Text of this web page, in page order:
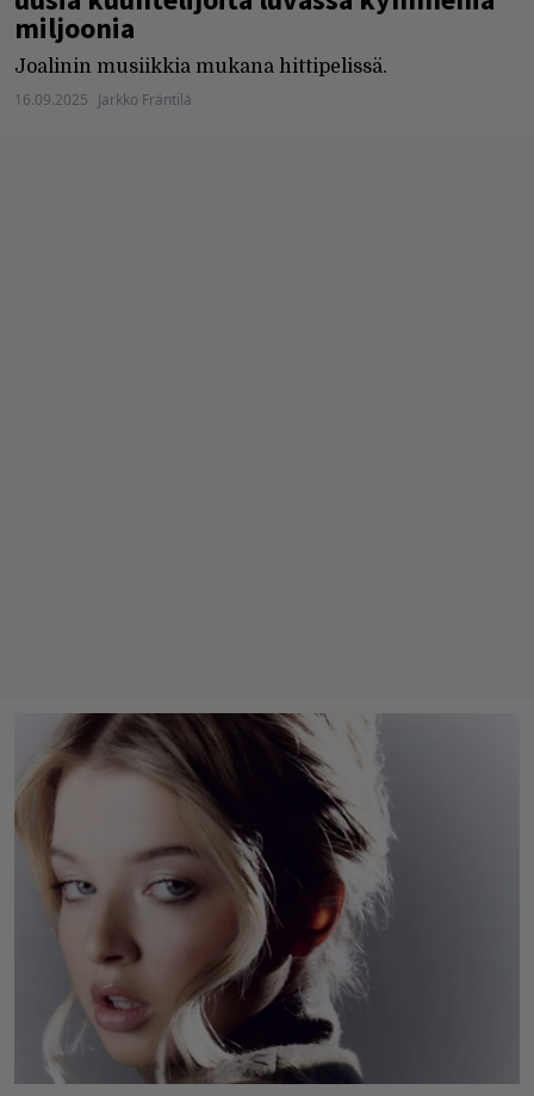
miljoonia
Joalinin musiikkia mukana hittipelissä.
16.09.2025 Jarkko Fräntilä